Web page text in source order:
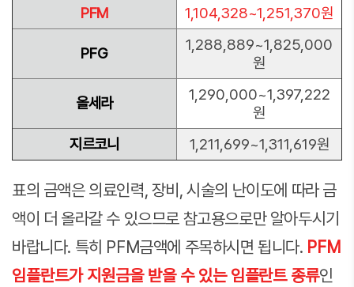
PFM
1,104,328~1,251,370원
PFG
1,288,889~1,825,000
원
올세라
1,290,000~1,397,222
원
지르코니
1,211,699~1,311,619원
표의 금액은 의료인력, 장비, 시술의 난이도에 따라 금
액이 더 올라갈 수 있으므로 참고용으로만 알아두시기
바랍니다. 특히 PFM금액에 주목하시면 됩니다. PFM
임플란트가 지원금을 받을 수 있는 임플란트 종류인